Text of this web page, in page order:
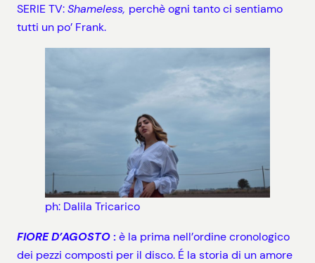
SERIE TV:Shameless, perchè ogni tanto ci sentiamo
tutti un po’ Frank.
ph: Dalila Tricarico
FIORE D’AGOSTO:è la prima nell’ordine cronologico
dei pezzi composti per il disco. É la storia di un amore